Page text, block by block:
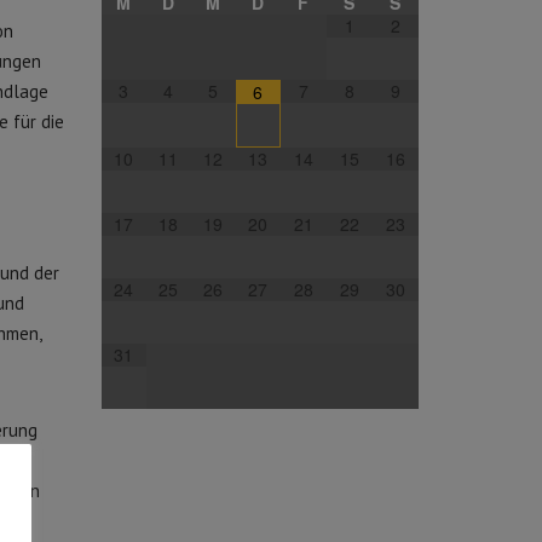
für die
der
den
1
2
3 4 5 6 7 8 9
10 11 12 13 14 15 16
17 18 19 20 21 22 23
24 25 26 27 28 29 30
31